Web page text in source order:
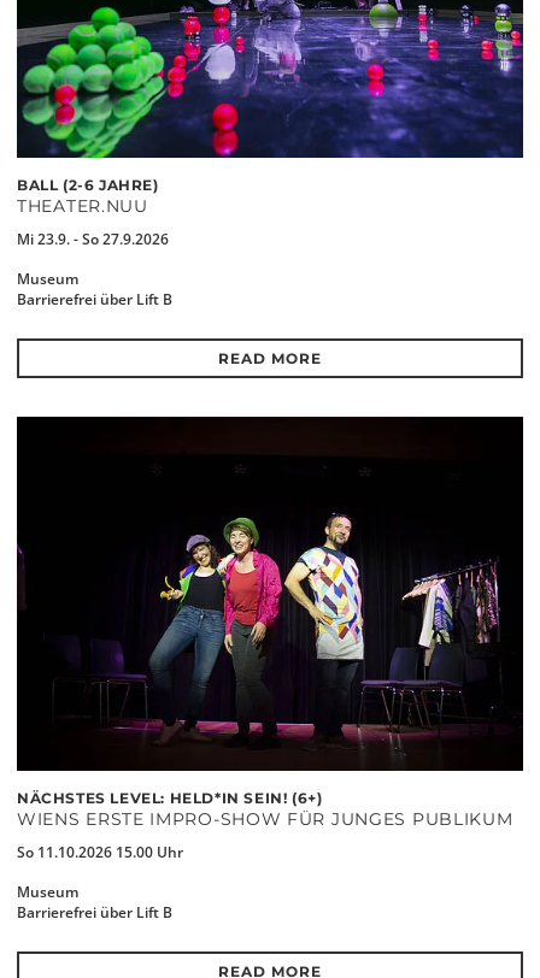
BALL (2-6 JAHRE)
THEATER.NUU
Mi 23.9. - So 27.9.2026
Museum
Barrierefrei über Lift B
READ MORE
NÄCHSTES LEVEL: HELD*IN SEIN! (6+)
WIENS ERSTE IMPRO-SHOW FÜR JUNGES PUBLIKUM
So 11.10.2026 15.00 Uhr
Museum
Barrierefrei über Lift B
READ MORE